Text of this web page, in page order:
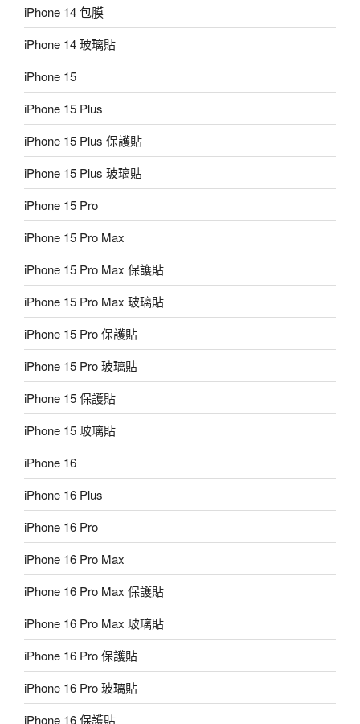
iPhone 14 包膜
iPhone 14 玻璃貼
iPhone 15
iPhone 15 Plus
iPhone 15 Plus 保護貼
iPhone 15 Plus 玻璃貼
iPhone 15 Pro
iPhone 15 Pro Max
iPhone 15 Pro Max 保護貼
iPhone 15 Pro Max 玻璃貼
iPhone 15 Pro 保護貼
iPhone 15 Pro 玻璃貼
iPhone 15 保護貼
iPhone 15 玻璃貼
iPhone 16
iPhone 16 Plus
iPhone 16 Pro
iPhone 16 Pro Max
iPhone 16 Pro Max 保護貼
iPhone 16 Pro Max 玻璃貼
iPhone 16 Pro 保護貼
iPhone 16 Pro 玻璃貼
iPhone 16 保護貼